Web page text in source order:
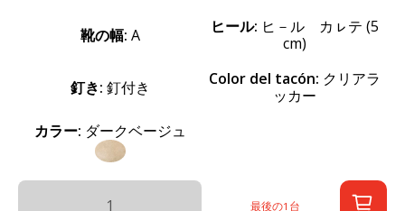
靴の幅: A ヒール: ヒ－ル カㇾテ (5
cm)
釘き: 釘付き Color del tacón: クリアラ
ッカー
カラー: ダークベージュ
最後の1台